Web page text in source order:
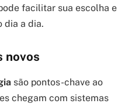
facilitar sua escolha e
dia a dia.
novos
são pontos-chave ao
chegam com sistemas